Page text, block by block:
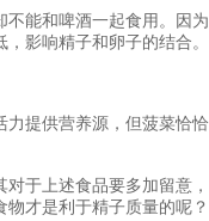
能和啤酒一起食用。因
影响精子和卵子的结合。
提供营养源，但菠菜恰
于上述食品要多加留意
才是利于精子质量的呢？